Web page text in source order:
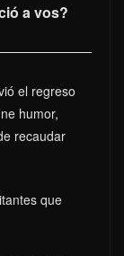
a vos?
el regreso
humor,
recaudar
que